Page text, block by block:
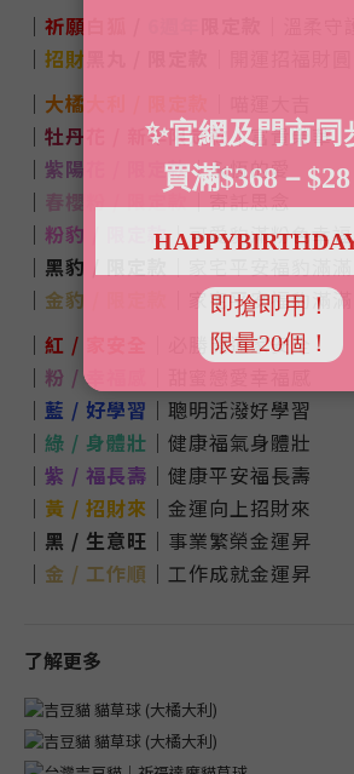
｜ 祈願
｜ 招財
｜ 大橘大利
｜ 牡丹花 / 新年限定款｜富貴榮華
｜ 紫陽花 / 限定款｜永恆的愛
｜ 春櫻粉 / 限定款｜寄託思念
｜ 粉豹 / 限定款｜可愛豹滿粉色幸福
｜ 黑豹 / 限定款
｜ 金豹 / 限定款
｜家宅平安福豹滿滿
｜ 紅 / 家安全
｜必勝開運家安全
｜ 粉 / 幸福感
｜ 藍 / 好學習 ｜聰明活潑好學習
｜ 綠 / 身體壯 ｜健康福氣身體壯
｜ 紫 / 福長壽 ｜健康平安福長壽
｜ 黃 / 招財來 ｜金運向上招財來
｜ 黑 / 生意旺 ｜事業繁榮金運昇
｜ 金 / 工作順 ｜工作成就金運昇
了解更多